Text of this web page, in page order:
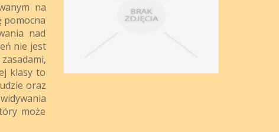
na
pomocna
nad
nie jest
klasy to
oraz
może